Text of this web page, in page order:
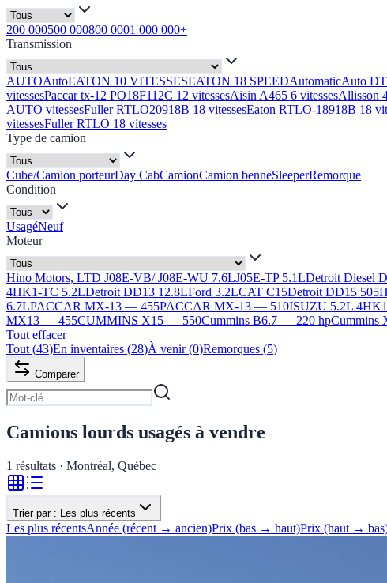
200 000500 000800 0001 000 000+
Transmission
AUTOAutoEATON 10 VITESSESEATON 18 SPEEDAutomaticAuto
vitessesPaccar tx-12 PO18F112C 12 vitessesAisin A465 6 vitessesAllisson
AUTO vitessesFuller RTLO20918B 18 vitessesEaton RTLO-18918B 18
vitessesFuller RTLO 18 vitesses
Type de camion
Cube/Camion porteurDay CabCamionCamion benneSleeperRemorque
Condition
UsagéNeuf
Moteur
Hino Motors, LTD J08E-VB/ J08E-WU 7.6LJ05E-TP 5.1LDetroit Diesel
4HK1-TC 5.2LDetroit DD13 12.8LFord 3.2LCAT C15Detroit DD15
6.7LPACCAR MX-13 — 455PACCAR MX-13 — 510ISUZU 5.2L
MX13 — 455CUMMINS X15 — 550Cummins B6.7 — 220 hpCummins
Tout effacer
Tout (43)En inventaires (28)À venir (0)Remorques (5)
Comparer
Camions lourds usagés à vendre
1 résultats · Montréal, Québec
Trier par : Les plus récents
Les plus récentsAnnée (récent → ancien)Prix (bas → haut)Prix (haut →